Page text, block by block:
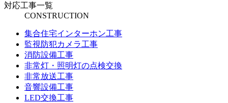
対応工事一覧
CONSTRUCTION
集合住宅インターホン工事
監視防犯カメラ工事
消防設備工事
非常灯・照明灯の点検交換
非常放送工事
音響設備工事
LED交換工事